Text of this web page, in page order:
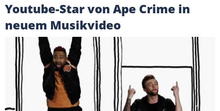
Youtube-Star von Ape Crime in
neuem Musikvideo